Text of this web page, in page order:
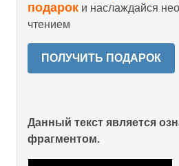
подарок и наслаждайся
чтением
ПОЛУЧИТЬ ПОДАРОК
Данный текст является
фрагментом.